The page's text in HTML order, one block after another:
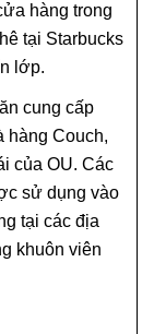
hàng trong
tại Starbucks
lớp.
cung cấp
hàng Couch,
của OU. Các
sử dụng vào
tại các địa
khuôn viên